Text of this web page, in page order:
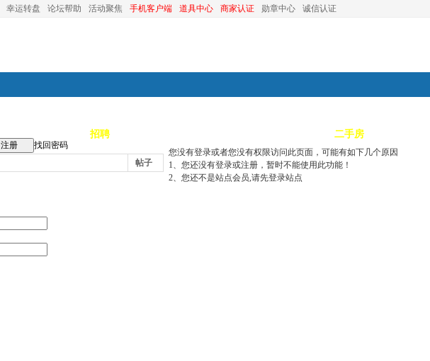
幸运转盘 论坛帮助 活动聚焦 手机客户端 道具中心 商家认证 勋章中心 诚信认证
招聘 二手房
注册
找回密码
帖子
您没有登录或者您没有权限访问此页面，可能有如下几个原因
1、您还没有登录或注册，暂时不能使用此功能！
2、您还不是站点会员,请先登录站点